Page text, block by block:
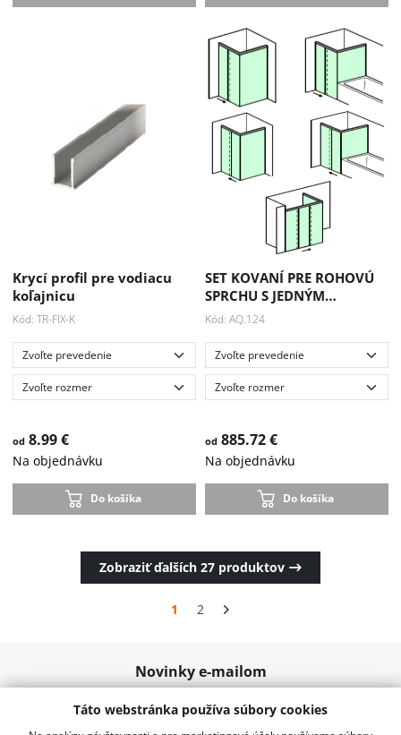
Krycí profil pre vodiacu
koľajnicu
Kód: TR-FIX-K
od8.99 €
Na objednávku
Do košíka
SET KOVANÍ PRE ROHOVÚ
SPRCHU S JEDNÝM…
Kód: AQ.124
od 885.72 €
Na objednávku
Do košíka
Zobraziť ďalších 27 produktov
1 2
Novinky e-mailom
Odoslať
Táto webstránka používa súbory cookies